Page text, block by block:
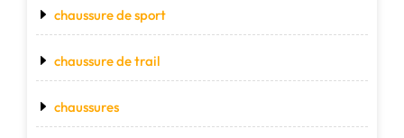
chaussure de sport
chaussure de trail
chaussures